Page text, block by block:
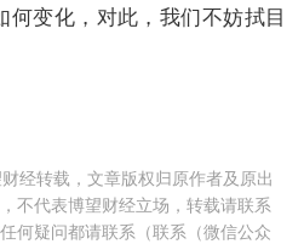
变化，对此，我们不妨拭目
经转载，文章版权归原作者及原出
不代表博望财经立场，转载请联系
何疑问都请联系（联系（微信公众